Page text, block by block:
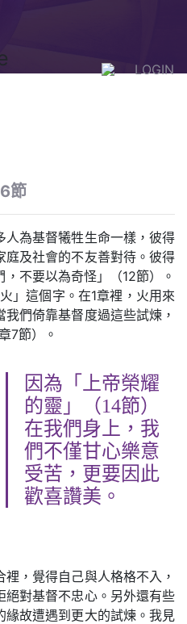
LOGIN
節
為基督犧牲生命一樣，彼得
庭及社會的不友善對待。彼得
不要以為奇怪」（12節）。
」這個字。在1章裡，火用來
們倚靠基督度過這些試煉，
7節）。
因為「上帝榮耀
的靈」（14節）
在我們身上，我
們不僅甘心樂意
受苦，更要因此
歡喜讚美。
，覺得自己與人格格不入，
絕對基督不忠心。另外還有些
故遭遇到更大的試煉。我見